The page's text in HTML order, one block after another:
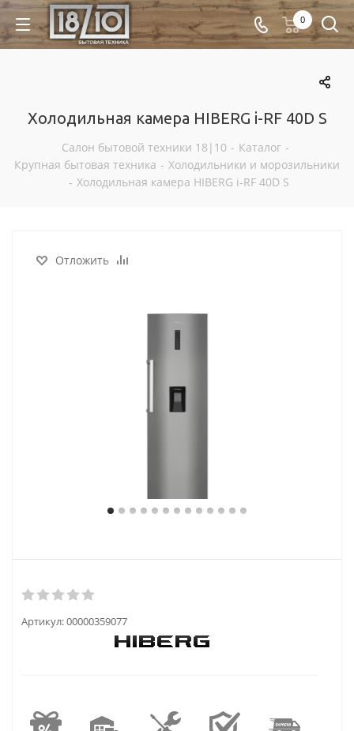
0
Холодильная камера HIBERG i-RF 40D S
Салон бытовой техники 18|10 - Каталог -
Крупная бытовая техника - Холодильники и морозильники
- Холодильная камера HIBERG i-RF 40D S
Отложить
Артикул:00000359077